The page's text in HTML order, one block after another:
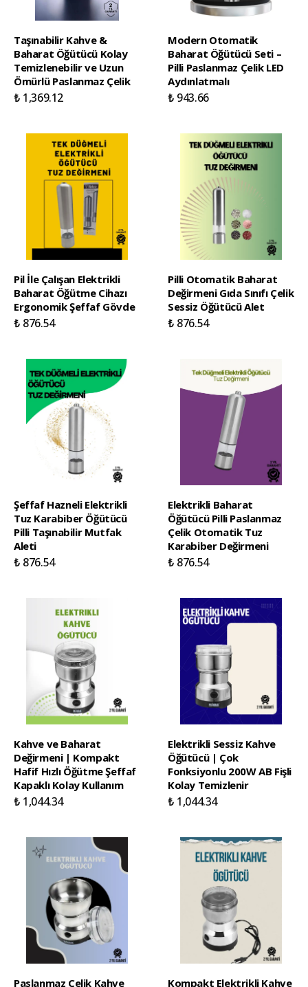
Taşınabilir Kahve &
Baharat Öğütücü Kolay
Temizlenebilir ve Uzun
Ömürlü Paslanmaz Çelik
₺ 1,369.12
Modern Otomatik
Baharat Öğütücü Seti –
Pilli Paslanmaz Çelik LED
Aydınlatmalı
₺ 943.66
Pil İle Çalışan Elektrikli
Baharat Öğütme Cihazı
Ergonomik Şeffaf Gövde
₺ 876.54
Pilli Otomatik Baharat
Değirmeni Gıda Sınıfı Çelik
Sessiz Öğütücü Alet
₺ 876.54
Şeffaf Hazneli Elektrikli
Tuz Karabiber Öğütücü
Pilli Taşınabilir Mutfak
Aleti
₺ 876.54
Elektrikli Baharat
Öğütücü Pilli Paslanmaz
Çelik Otomatik Tuz
Karabiber Değirmeni
₺ 876.54
Kahve ve Baharat
Değirmeni | Kompakt
Hafif Hızlı Öğütme Şeffaf
Kapaklı Kolay Kullanım
₺ 1,044.34
Elektrikli Sessiz Kahve
Öğütücü | Çok
Fonksiyonlu 200W AB Fişli
Kolay Temizlenir
₺ 1,044.34
Paslanmaz Çelik Kahve Kompakt Elektrikli Kahve